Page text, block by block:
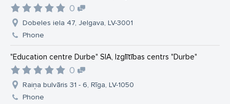
0
Dobeles iela 47, Jelgava, LV-3001
Phone
"Education centre Durbe" SIA, Izglītības centrs "Durbe"
0
Raiņa bulvāris 31 - 6, Rīga, LV-1050
Phone